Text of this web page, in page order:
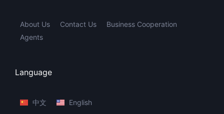
About Us Contact Us
Business Cooperation
Agents
Language
中文 English